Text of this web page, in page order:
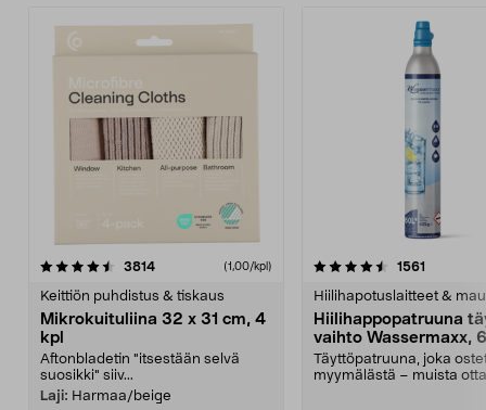
3814arvostelut (1,00/kpl)
Keittiön puhdistus & tiskaus
Mikrokuituliina 32 x 31 cm, 4
kpl
Aftonbladetin "itsestään selvä
suosikki" siiv...
Laji: Harmaa/beige
4.5viidestä
1561
Hiilihapotuslaitteet &
Hiilihappopatruuna
vaihto Wassermaxx,
Täyttöpatruuna, joka
myymälästä – muista
4.5viidestä